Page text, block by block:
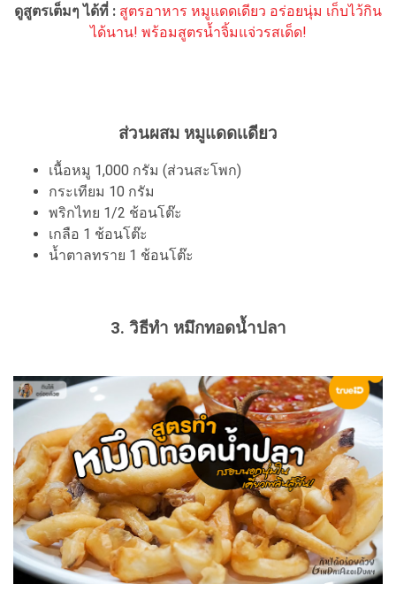
ดูสูตรเต็มๆ ได้ที่ : สูตรอาหาร หมูแดดเดียว อร่อยนุ่ม เก็บไว้กิน
ได้นาน! พร้อมสูตรน้ำจิ้มแจ่วรสเด็ด!
ส่วนผสม หมูแดดเเดียว
เนื้อหมู 1,000 กรัม (ส่วนสะโพก)
กระเทียม 10 กรัม
พริกไทย 1/2 ช้อนโต๊ะ
เกลือ 1 ช้อนโต๊ะ
น้ำตาลทราย 1 ช้อนโต๊ะ
3. วิธีทำ หมึกทอดน้ำปลา